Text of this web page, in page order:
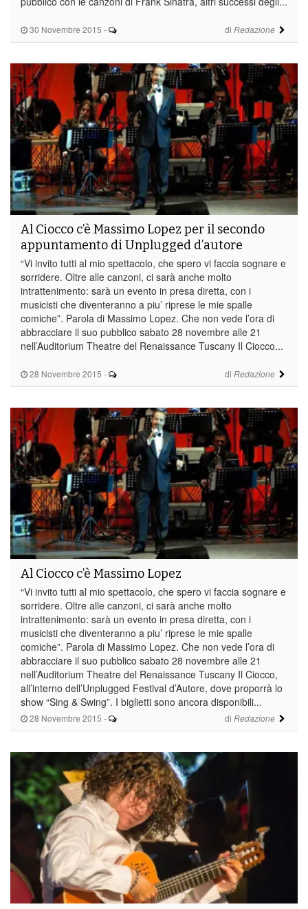
30 Novembre 2015 - di Redazione
28 Novembre 2015 - di Redazione
Al Ciocco c’è Massimo Lopez per il secondo
appuntamento di Unplugged d’autore
“Vi invito tutti al mio spettacolo, che spero vi faccia sognare e
sorridere. Oltre alle canzoni, ci sarà anche molto
intrattenimento: sarà un evento in presa diretta, con i
musicisti che diventeranno a piu’ riprese le mie spalle
comiche”. Parola di Massimo Lopez. Che non vede l’ora di
abbracciare il suo pubblico sabato 28 novembre alle 21
nell’Auditorium Theatre del Renaissance Tuscany Il Ciocco...
28 Novembre 2015 - di Redazione
Al Ciocco c’è Massimo Lopez
“Vi invito tutti al mio spettacolo, che spero vi faccia sognare e
sorridere. Oltre alle canzoni, ci sarà anche molto
intrattenimento: sarà un evento in presa diretta, con i
musicisti che diventeranno a piu’ riprese le mie spalle
comiche”. Parola di Massimo Lopez. Che non vede l’ora di
abbracciare il suo pubblico sabato 28 novembre alle 21
nell’Auditorium Theatre del Renaissance Tuscany Il Ciocco,
all’interno dell’Unplugged Festival d’Autore, dove proporrà lo
show “Sing & Swing”. I biglietti sono ancora disponibili...